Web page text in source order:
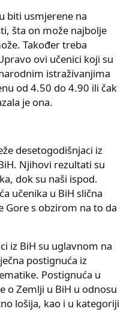
biti usmjerene na
šta on može najbolje
Također treba
ovi učenici koji su
istraživanjima
od 4.50 do 4.90 ili čak
je ona.
desetogodišnjaci iz
Njihovi rezultati su
dok su naši ispod.
učenika u BiH slična
Gore s obzirom na to da
iz BiH su uglavnom na
postignuća iz
Postignuća u
o Zemlji u BiH u odnosu
lošija, kao i u kategoriji